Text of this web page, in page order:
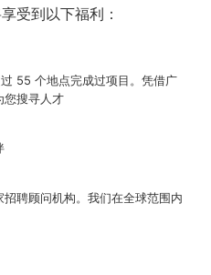
受到以下福利：
55 个地点完成过项目。凭借广
您搜寻人才
聘顾问机构。我们在全球范围内